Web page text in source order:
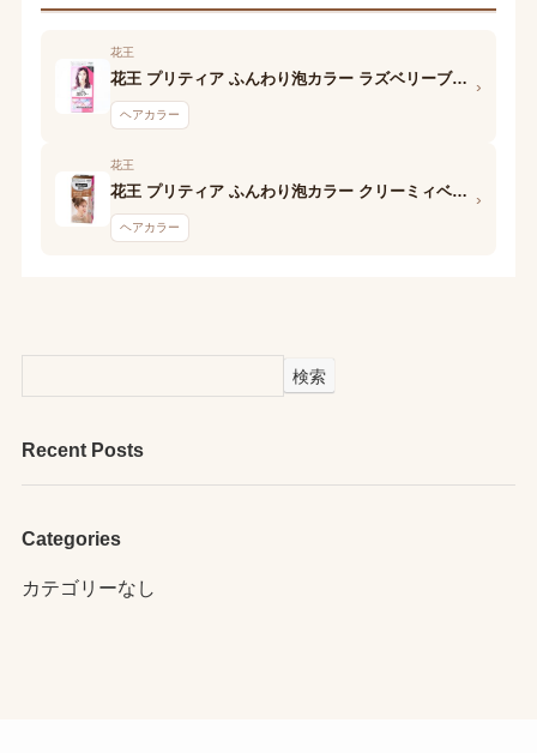
花王
花王 プリティア ふんわり泡カラー ラズベリーブラウン 1液
ヘアカラー
›
花王
花王 プリティア ふんわり泡カラー クリーミィベージュ 1液
ヘアカラー
›
検索
Recent Posts
Categories
カテゴリーなし